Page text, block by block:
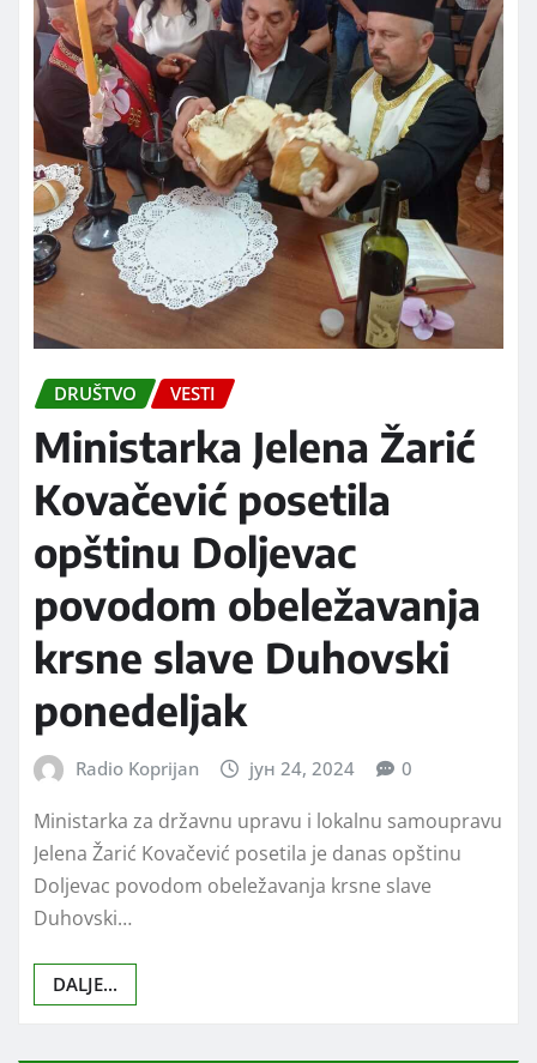
DRUŠTVO VESTI
Ministarka Jelena Žarić
Kovačević posetila
opštinu Doljevac
povodom obeležavanja
krsne slave Duhovski
ponedeljak
Radio Koprijan јун 24, 2024 0
Ministarka za državnu upravu i lokalnu samoupravu
Jelena Žarić Kovačević posetila je danas opštinu
Doljevac povodom obeležavanja krsne slave
Duhovski…
DALJE...